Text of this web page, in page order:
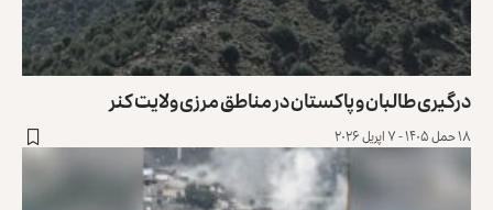
درگیری طالبان و پاکستان در مناطق مرزی ولایت کنر
۱۸ حمل ۱۴۰۵ - ۷ اپریل ۲۰۲۶